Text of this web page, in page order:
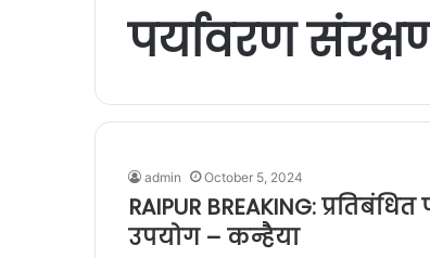
पर्यावरण
admin October 5, 2024
RAIPUR BREAKING:
उपयोग – कन्हैया